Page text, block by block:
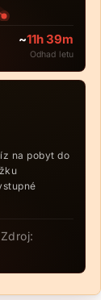
~11h 39m
Odhad letu
na pobyt do